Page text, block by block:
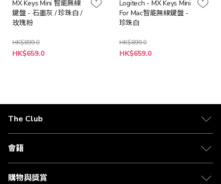
MX Keys Mini 智能無線
鍵盤 - 石墨灰 / 珍珠白 /
玫瑰粉
HK$899.0
HK$659.0
Logitech - MX Keys Mini
For Mac智能無線鍵盤 -
珍珠白
HK$899.0
特
殊
HK$659.0
The Club
關於 The Club
合作夥伴
媒體中心
會籍
會籍及專屬禮遇
賺取積分
購物與獎賞